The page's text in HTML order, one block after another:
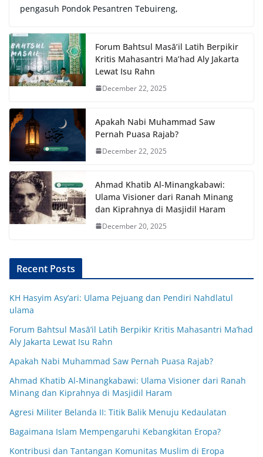
pengasuh Pondok Pesantren Tebuireng,
Forum Bahtsul Masā’il Latih Berpikir
Kritis Mahasantri Ma’had Aly Jakarta
Lewat Isu Rahn
December 22, 2025
Apakah Nabi Muhammad Saw
Pernah Puasa Rajab?
December 22, 2025
Ahmad Khatib Al-Minangkabawi:
Ulama Visioner dari Ranah Minang
dan Kiprahnya di Masjidil Haram
December 20, 2025
Recent Posts
KH Hasyim Asy’ari: Ulama Pejuang dan Pendiri Nahdlatul
ulama
Forum Bahtsul Masā’il Latih Berpikir Kritis Mahasantri Ma’had
Aly Jakarta Lewat Isu Rahn
Apakah Nabi Muhammad Saw Pernah Puasa Rajab?
Ahmad Khatib Al-Minangkabawi: Ulama Visioner dari Ranah
Minang dan Kiprahnya di Masjidil Haram
Agresi Militer Belanda II: Titik Balik Menuju Kedaulatan
Bagaimana Islam Mempengaruhi Kebangkitan Eropa?
Kontribusi dan Tantangan Komunitas Muslim di Eropa